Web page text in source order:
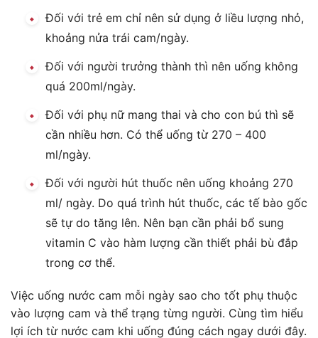
Đối với trẻ em chỉ nên sử dụng ở liều lượng nhỏ,
khoảng nửa trái cam/ngày.
Đối với người trưởng thành thì nên uống không
quá 200ml/ngày.
Đối với phụ nữ mang thai và cho con bú thì sẽ
cần nhiều hơn. Có thể uống từ 270 – 400
ml/ngày.
Đối với người hút thuốc nên uống khoảng 270
ml/ ngày. Do quá trình hút thuốc, các tế bào gốc
sẽ tự do tăng lên. Nên bạn cần phải bổ sung
vitamin C vào hàm lượng cần thiết phải bù đắp
trong cơ thể.
Việc uống nước cam mỗi ngày sao cho tốt phụ thuộc
vào lượng cam và thể trạng từng người. Cùng tìm hiểu
lợi ích từ nước cam khi uống đúng cách ngay dưới đây.